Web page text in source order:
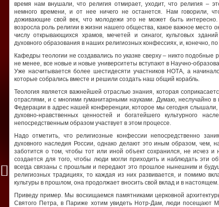
время нам внушали, что религия отмирает, уходит, что религия –
немного времени, и от нее ничего не останется. Нам говорили,
доживающие свой век, что молодежи это не может быть
возросла роль религии в жизни нашего общества, какое важное место
числу открывающихся храмов, мечетей и синагог, культовых
духовного образования в наших религиозных конфессиях, и, конечно,
Кафедры теологии не создавались по указке сверху – никто подобные
не менее, все новые и новые университеты вступают в Научно-
Уже насчитывается более шестидесяти участников НОТА, а
которые собрались вместе и решили создать наш общий корабль.
Теология является важнейшей отраслью знания, которая
отраслями, и с многими гуманитарными науками. Думаю, неслучайно в
Федерации в адрес нашей конференции, которое мы сегодня слышали,
духовно-нравственных ценностей и богатейшего культурного
непосредственным образом участвует в этом процессе.
Надо отметить, что религиозные конфессии непосредственно
духовного наследия России, однако делают это иным образом, чем,
заботится о том, чтобы тот или иной объект сохранился, не исчез и
создается для того, чтобы люди могли приходить и наблюдать эти
всегда связаны с прошлым и передают это прошлое нынешним и
религиозных традициях, то каждая из них развивается, и помимо
культуры в прошлом, она продолжает вносить свой вклад и в настоящем.
Приведу пример. Мы восхищаемся памятниками церковной
Святого Петра, в Париже хотим увидеть Нотр-Дам, люди посещают